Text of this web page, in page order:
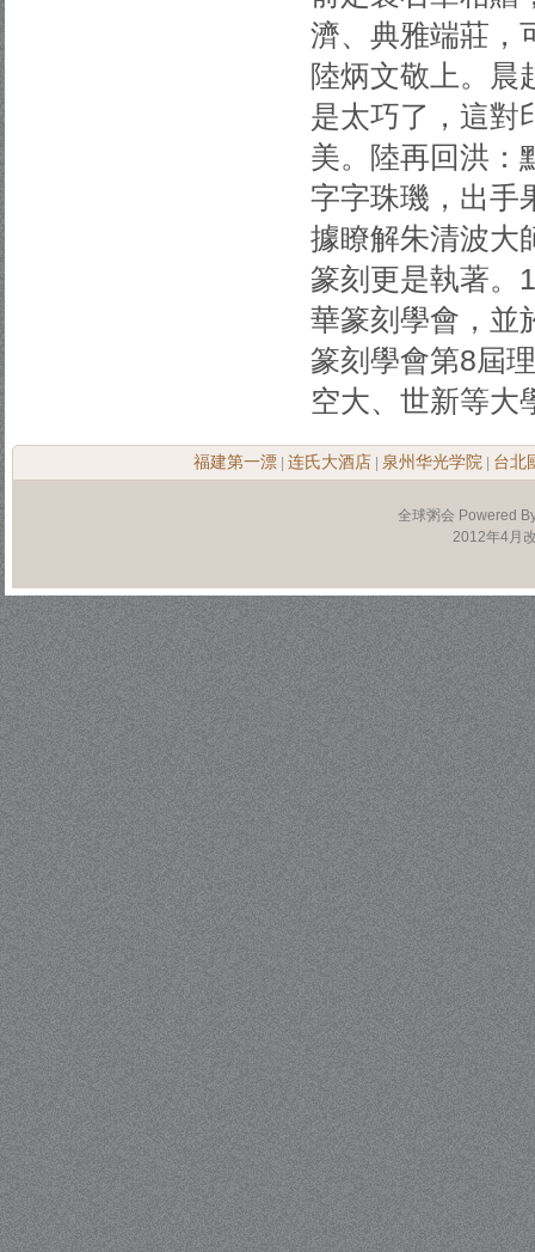
濟、典雅端莊，
陸炳文敬上。晨
是太巧了，這對
美。陸再回洪：
字字珠璣，出手
據瞭解朱清波大
篆刻更是執著。
華篆刻學會，並
篆刻學會第8屆
空大、世新等大
福建第一漂 连氏大酒店 泉州华光学院 台北
全球粥会 Powered
2012年4月